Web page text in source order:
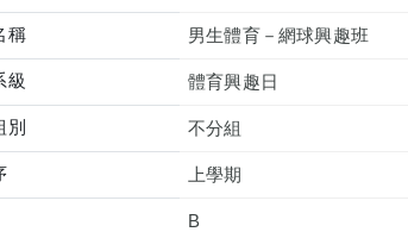
稱 男生體育－網球興趣班
級 體育興趣日
別 不分組
上學期
B